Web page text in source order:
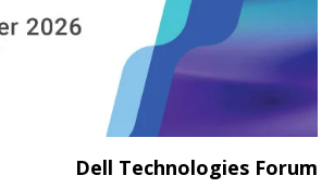
Dell Technologies Forum